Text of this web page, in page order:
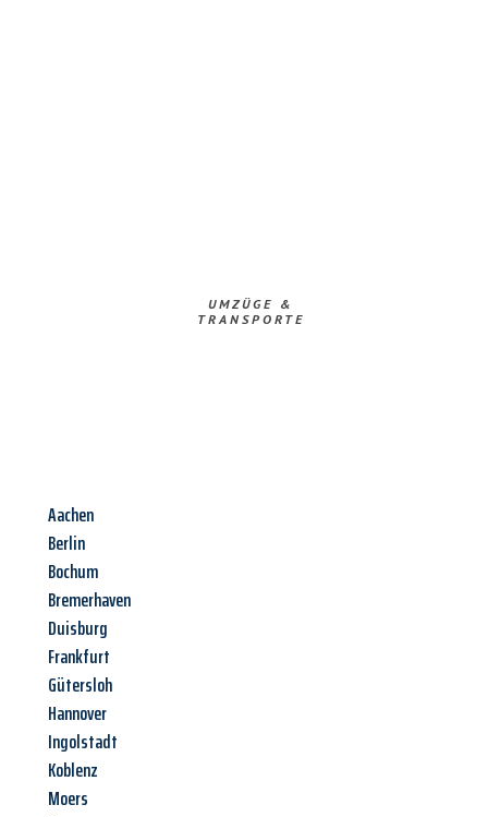
UMZÜGE &
TRANSPORTE
Aachen
Berlin
Bochum
Bremerhaven
Duisburg
Frankfurt
Gütersloh
Hannover
Ingolstadt
Koblenz
Moers